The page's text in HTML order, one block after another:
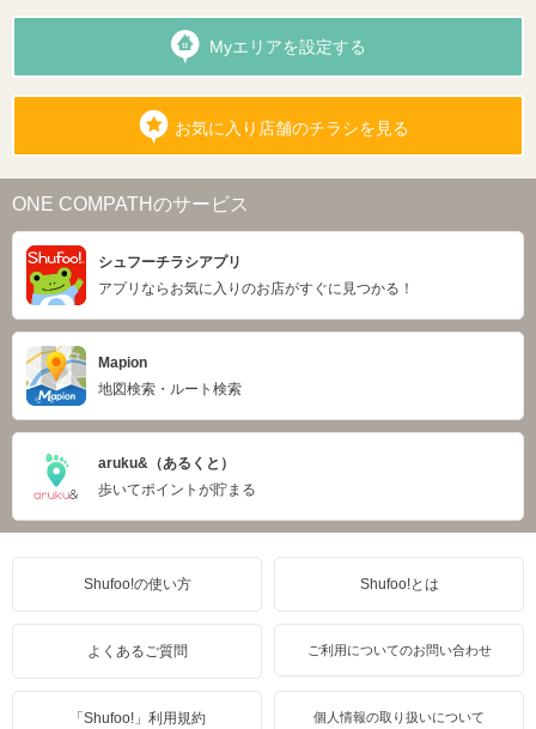
Myエリアを設定する
お気に入り店舗のチラシを見る
ONE COMPATHのサービス
シュフーチラシアプリ
アプリならお気に入りのお店がすぐに見つかる！
Mapion
地図検索・ルート検索
aruku&（あるくと）
歩いてポイントが貯まる
Shufoo!の使い方 Shufoo!とは
よくあるご質問 ご利用についてのお問い合わせ
「Shufoo!」利用規約 個人情報の取り扱いについて